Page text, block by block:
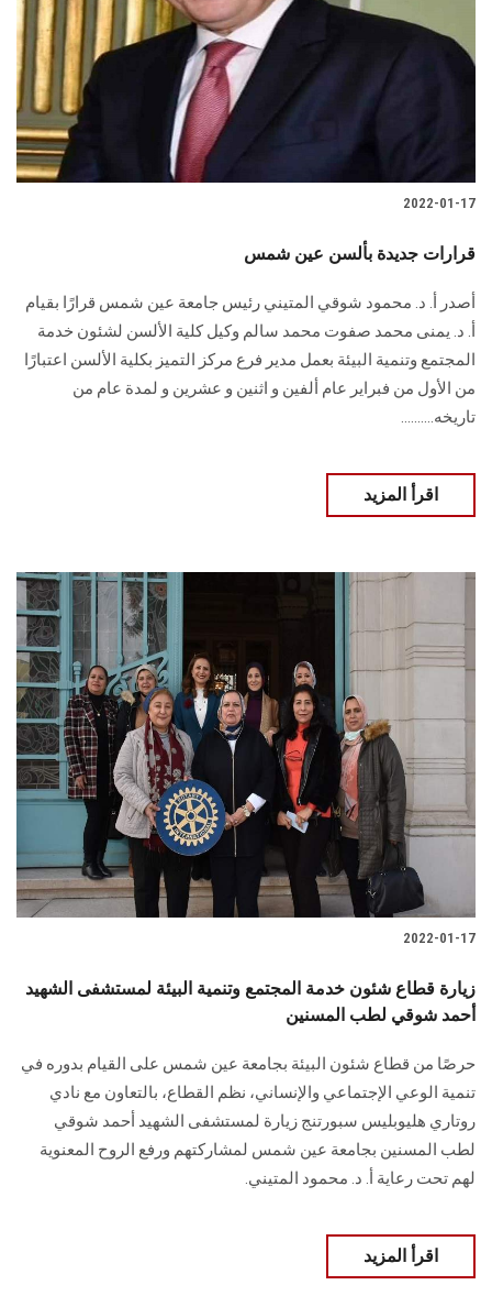
2022-01-17
قرارات جديدة بألسن عين شمس
أصدر أ. د. محمود شوقي المتيني رئيس جامعة عين شمس قرارًا بقيام
أ. د. يمنى محمد صفوت محمد سالم وكيل كلية الألسن لشئون خدمة
المجتمع وتنمية البيئة بعمل مدير فرع مركز التميز بكلية الألسن اعتبارًا
من الأول من فبراير عام ألفين و اثنين و عشرين و لمدة عام من
تاريخه..........
اقرأ المزيد
2022-01-17
زيارة قطاع شئون خدمة المجتمع وتنمية البيئة لمستشفى الشهيد
أحمد شوقي لطب المسنين
حرصًا من قطاع شئون البيئة بجامعة عين شمس على القيام بدوره في
تنمية الوعي الإجتماعي والإنساني، نظم القطاع، بالتعاون مع نادي
روتاري هليوبليس سبورتنج زيارة لمستشفى الشهيد أحمد شوقي
لطب المسنين بجامعة عين شمس لمشاركتهم ورفع الروح المعنوية
لهم تحت رعاية أ. د. محمود المتيني.
اقرأ المزيد